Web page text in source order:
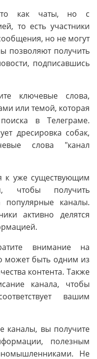
как чаты, но с
то есть участники
но не могут
позволяют получить
подписавшись
ключевые слова,
или темой, которая
в Телеграме.
дресировка собак,
слова "канал
к уже существующим
чтобы получить
каналы.
активно делятся
внимание на
может быть одним из
контента. Также
канала, чтобы
вашим
каналы, вы получите
полезным
Не